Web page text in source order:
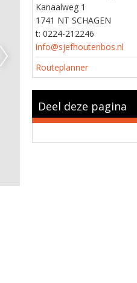
Kanaalweg 1
1741 NT SCHAGEN
t: 0224-212246
info@sjefhoutenbos.nl
Routeplanner
Deel deze pagina